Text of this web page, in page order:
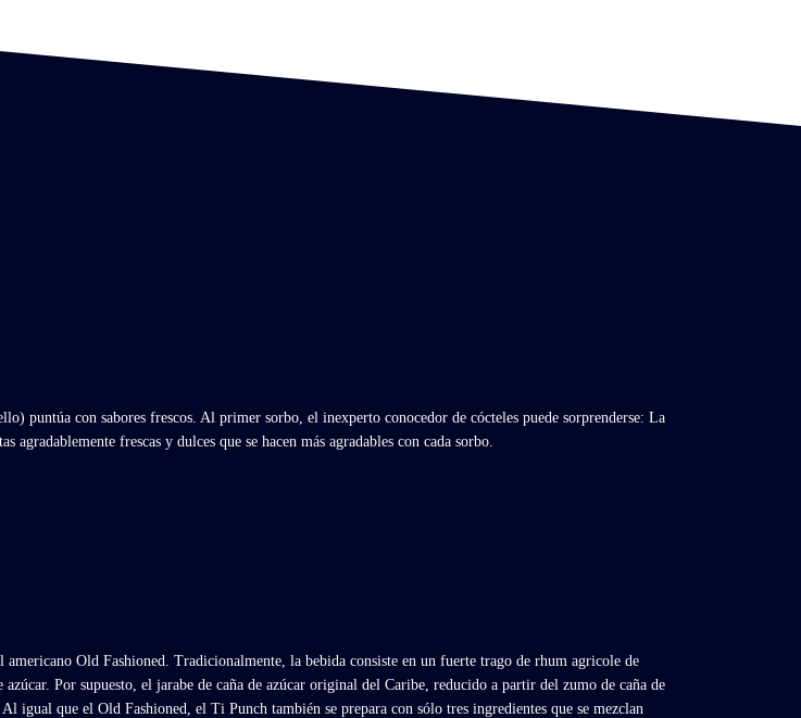
puntúa con sabores frescos. Al primer sorbo, el inexperto conocedor de cócteles puede sorprenderse: La
frescas y dulces que se hacen más agradables con cada sorbo.
Old Fashioned. Tradicionalmente, la bebida consiste en un fuerte trago de rhum agricole de
Por supuesto, el jarabe de caña de azúcar original del Caribe, reducido a partir del zumo de caña de
igual que el Old Fashioned, el Ti Punch también se prepara con sólo tres ingredientes que se mezclan